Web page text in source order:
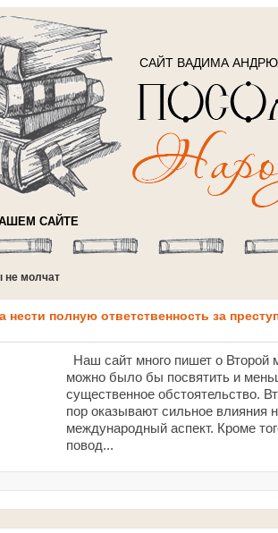
САЙТ ВАДИМА
САЙТЕ
не молчат
нести полную ответственность за
Наш сайт много пишет о Второй
можно было бы посвятить и
существенное обстоятельство.
пор оказывают сильное влияния
международный аспект. Кроме
повод...